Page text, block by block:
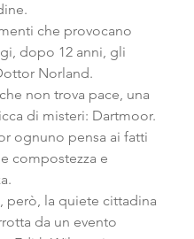
che provocano
dopo 12 anni, gli
Norland.
non trova pace, una
di misteri: Dartmoor.
ognuno pensa ai fatti
compostezza e
però, la quiete cittadina
da un evento